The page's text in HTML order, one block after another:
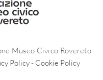
Museo Civico Rovereto
Policy- Cookie Policy